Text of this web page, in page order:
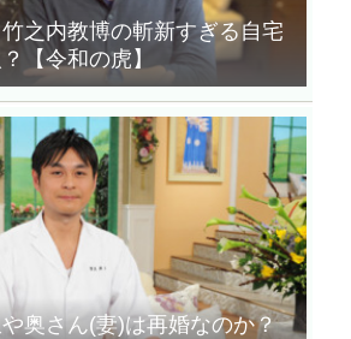
之内教博の斬新すぎる自宅
【令和の虎】
奥さん(妻)は再婚なのか？